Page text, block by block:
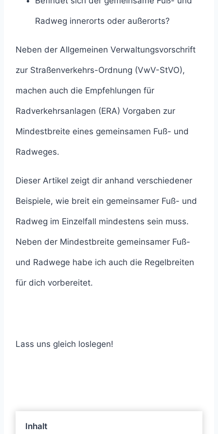
Radweg innerorts oder außerorts?
Neben der Allgemeinen Verwaltungsvorschrift
zur Straßenverkehrs-Ordnung (VwV-StVO),
machen auch die Empfehlungen für
Radverkehrsanlagen (ERA) Vorgaben zur
Mindestbreite eines gemeinsamen Fuß- und
Radweges.
Dieser Artikel zeigt dir anhand verschiedener
Beispiele, wie breit ein gemeinsamer Fuß- und
Radweg im Einzelfall mindestens sein muss.
Neben der Mindestbreite gemeinsamer Fuß-
und Radwege habe ich auch die Regelbreiten
für dich vorbereitet.
Lass uns gleich loslegen!
Inhalt